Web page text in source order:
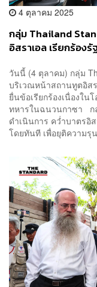
4 ตุลาคม 2025
กลุ่ม Thailand
อิสราเอล เรียกร้อง
วันนี้ (4 ตุลาคม) กลุ่ม
บริเวณหน้าสถานทูตอิส
ยื่นข้อเรียกร้องเนื่องใน
ทหารในฉนวนกาซา ก
ดำเนินการ คว่ำบาตรอิ
โดยทันที เพื่อยุติความรุ